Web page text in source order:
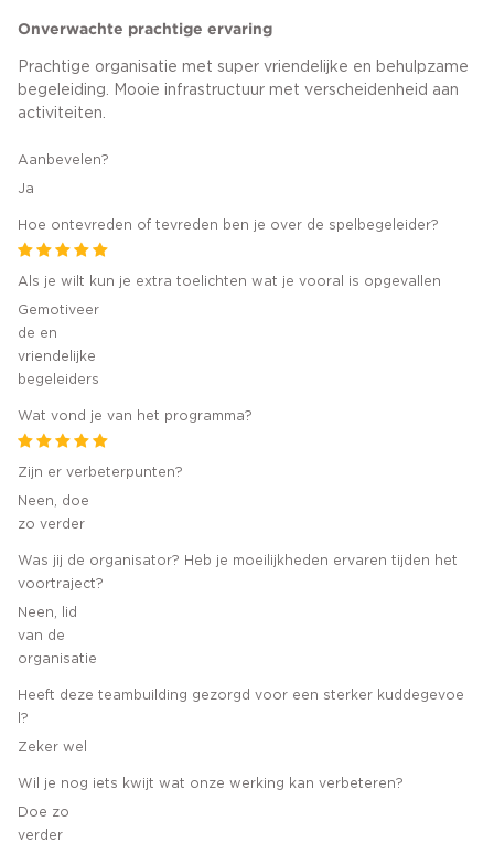
Onverwachte prachtige ervaring
Prachtige organisatie met super vriendelijke en behulpzame
begeleiding. Mooie infrastructuur met verscheidenheid aan
activiteiten.
Aanbevelen?
Ja
Hoe ontevreden of tevreden ben je over de spelbegeleider?
Als je wilt kun je extra toelichten wat je vooral is opgevallen
Gemotiveer
de en
vriendelijke
begeleiders
Wat vond je van het programma?
Zijn er verbeterpunten?
Neen, doe
zo verder
Was jij de organisator? Heb je moeilijkheden ervaren tijden het
voortraject?
Neen, lid
van de
organisatie
Heeft deze teambuilding gezorgd voor een sterker kuddegevoe
l?
Zeker wel
Wil je nog iets kwijt wat onze werking kan verbeteren?
Doe zo
verder